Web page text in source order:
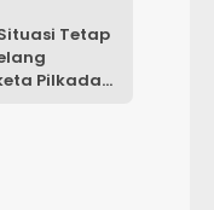
Tetap
Pilkada